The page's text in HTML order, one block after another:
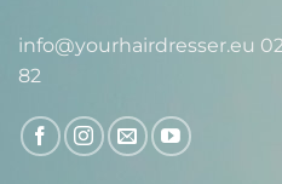
info@yourhairdresser.eu
82